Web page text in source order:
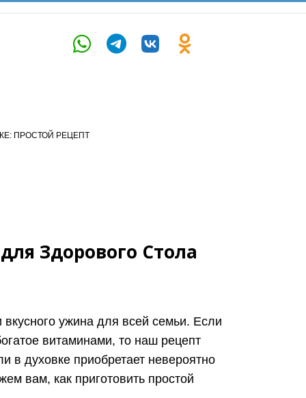
ПРОСТОЙ РЕЦЕПТ
Здорового Стола
ужина для всей семьи. Если
витаминами, то наш рецепт
в духовке приобретает невероятно
вам, как приготовить простой